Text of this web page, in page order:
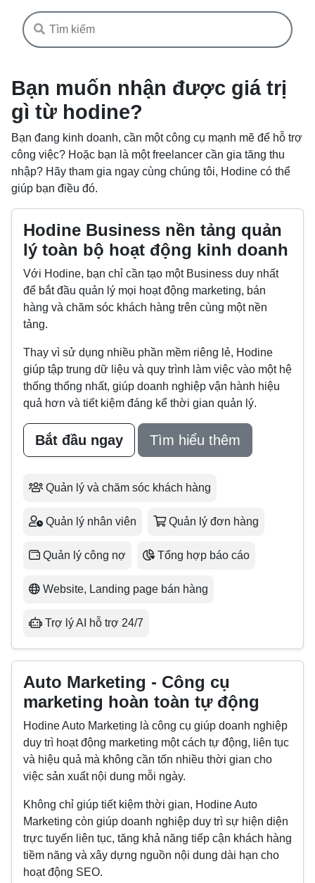
Bạn muốn nhận được giá trị
gì từ hodine?
Bạn đang kinh doanh, cần một công cụ mạnh mẽ để hỗ trợ
công việc? Hoặc bạn là một freelancer cần gia tăng thu
nhập? Hãy tham gia ngay cùng chúng tôi, Hodine có thể
giúp bạn điều đó.
Hodine Business nền tảng quản
lý toàn bộ hoạt động kinh doanh
Với Hodine, bạn chỉ cần tạo một Business duy nhất
để bắt đầu quản lý mọi hoạt động marketing, bán
hàng và chăm sóc khách hàng trên cùng một nền
tảng.
Thay vì sử dụng nhiều phần mềm riêng lẻ, Hodine
giúp tập trung dữ liệu và quy trình làm việc vào một hệ
thống thống nhất, giúp doanh nghiệp vận hành hiệu
quả hơn và tiết kiệm đáng kể thời gian quản lý.
Bắt đầu ngay Tìm hiểu thêm
Quản lý và chăm sóc khách hàng
Quản lý nhân viên Quản lý đơn hàng
Quản lý công nợ Tổng hợp báo cáo
Website, Landing page bán hàng
Trợ lý AI hỗ trợ 24/7
Auto Marketing - Công cụ
marketing hoàn toàn tự động
Hodine Auto Marketing là công cụ giúp doanh nghiệp
duy trì hoạt động marketing một cách tự động, liên tục
và hiệu quả mà không cần tốn nhiều thời gian cho
việc sản xuất nội dung mỗi ngày.
Không chỉ giúp tiết kiệm thời gian, Hodine Auto
Marketing còn giúp doanh nghiệp duy trì sự hiện diện
trực tuyến liên tục, tăng khả năng tiếp cận khách hàng
tiềm năng và xây dựng nguồn nội dung dài hạn cho
hoạt động SEO.